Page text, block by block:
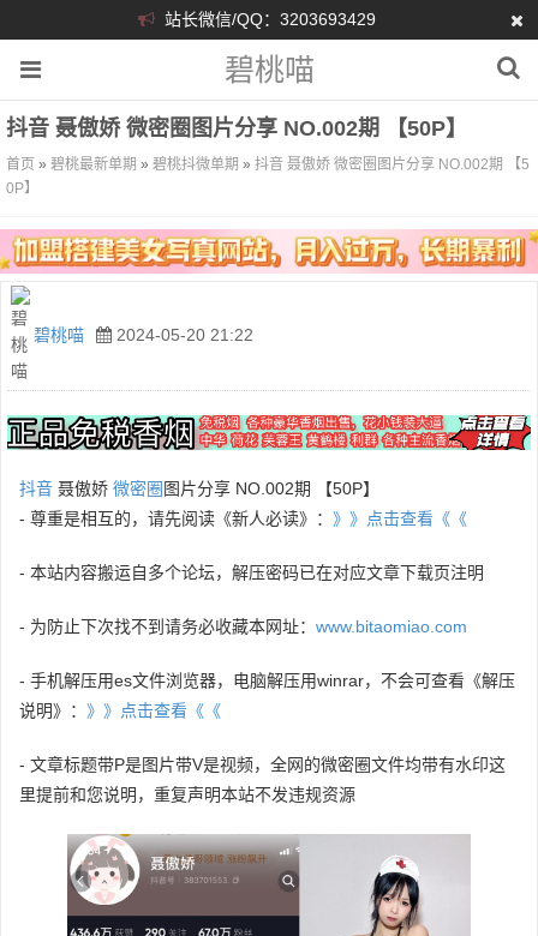
站长微信/QQ：3203693429
碧桃喵
抖音 聂傲娇 微密圈图片分享 NO.002期 【50P】
首页 » 碧桃最新单期 » 碧桃抖微单期 » 抖音 聂傲娇 微密圈图片分享 NO.002期 【5
0P】
碧桃喵 2024-05-20 21:22
抖音 聂傲娇 微密圈 图片分享 NO.002期 【50P】
- 尊重是相互的，请先阅读《新人必读》： 》》点击查看《《
- 本站内容搬运自多个论坛，解压密码已在对应文章下载页注明
- 为防止下次找不到请务必收藏本网址： www.bitaomiao.com
- 手机解压用es文件浏览器，电脑解压用winrar，不会可查看《解压
说明》： 》》点击查看《《
- 文章标题带P是图片带V是视频，全网的微密圈文件均带有水印这
里提前和您说明，重复声明本站不发违规资源